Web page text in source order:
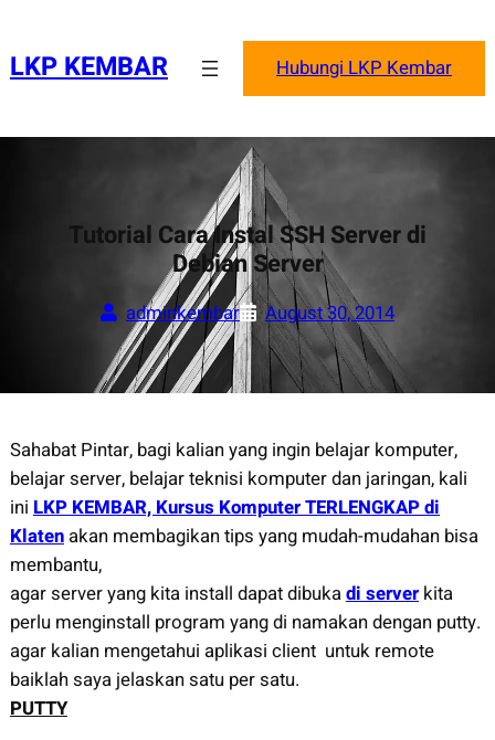
content
LKP KEMBAR Hubungi LKP Kembar
Tutorial Cara Instal SSH Server di
Debian Server
adminkembar August 30, 2014
Sahabat Pintar, bagi kalian yang ingin belajar komputer,
belajar server, belajar teknisi komputer dan jaringan, kali
ini LKP KEMBAR, Kursus Komputer TERLENGKAP di
Klatenakan membagikan tips yang mudah-mudahan bisa
membantu,
agar server yang kita install dapat dibukadi serverkita
perlu menginstall program yang di namakan dengan putty.
agar kalian mengetahui aplikasi client untuk remote
baiklah saya jelaskan satu per satu.
PUTTY